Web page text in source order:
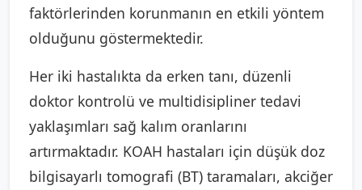
faktörlerinden korunmanın en etkili yöntem
olduğunu göstermektedir.
Her iki hastalıkta da erken tanı, düzenli
doktor kontrolü ve multidisipliner tedavi
yaklaşımları sağ kalım oranlarını
artırmaktadır. KOAH hastaları için düşük doz
bilgisayarlı tomografi (BT) taramaları, akciğer